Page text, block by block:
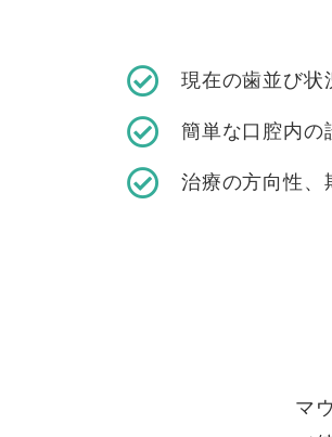
現在の歯並び状
簡単な口腔内の
治療の方向性、
マ